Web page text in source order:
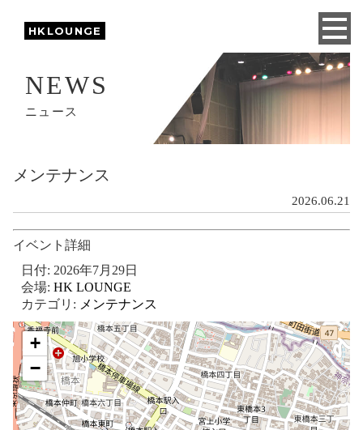
HKLOUNGE
NEWS
ニュース
メンテナンス
2026.06.21
イベント詳細
日付: 2026年7月29日
会場: HK LOUNGE
カテゴリ: メンテナンス
+
−